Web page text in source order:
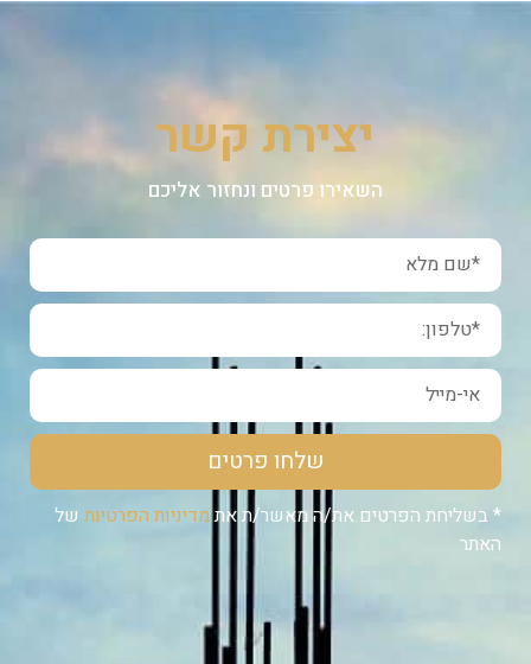
יצירת קשר
השאירו פרטים ונחזור אליכם
שלחו פרטים
* בשליחת הפרטים את/ה מאשר/ת אתמדיניות הפרטיות של
האתר